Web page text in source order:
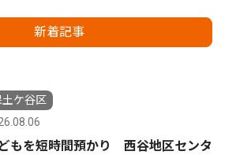
新着記事
土ケ谷区
もを短時間預かり 西谷地区センタ